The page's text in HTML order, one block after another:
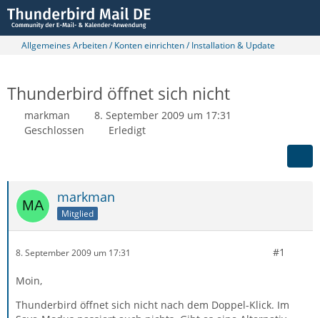
Allgemeines Arbeiten / Konten einrichten / Installation & Update
Thunderbird öffnet sich nicht
markman
8. September 2009 um 17:31
Geschlossen
Erledigt
markman
Mitglied
8. September 2009 um 17:31 #1
Moin,
Thunderbird öffnet sich nicht nach dem Doppel-Klick. Im